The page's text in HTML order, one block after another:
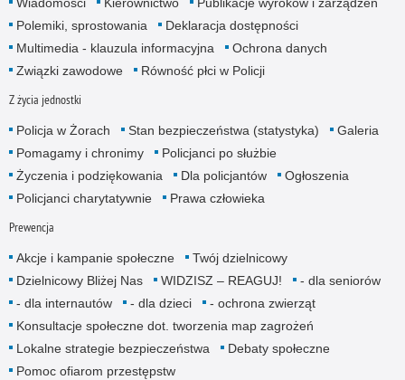
Polemiki, sprostowania
Deklaracja dostępności
Multimedia - klauzula informacyjna
Ochrona danych
Związki zawodowe
Równość płci w Policji
Z życia jednostki
Policja w Żorach Stan bezpieczeństwa (statystyka)
Galeria
Pomagamy i chronimy
Policjanci po służbie
Życzenia i podziękowania
Dla policjantów
Ogłoszenia
Policjanci charytatywnie
Prawa człowieka
Prewencja
Akcje i kampanie społeczne
Twój dzielnicowy
Dzielnicowy Bliżej Nas
WIDZISZ – REAGUJ!
- dla senio­rów
- dla internautów
- dla dzieci
- ochrona zwierząt
Konsultacje społeczne dot. tworzenia map zagrożeń
Lokalne strategie bezpieczeństwa
Debaty społeczne
Pomoc ofiarom przestępstw